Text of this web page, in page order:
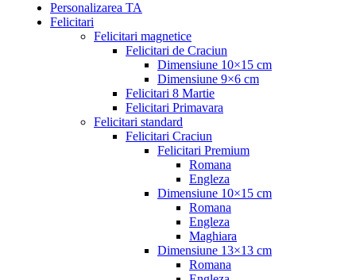
Personalizarea TA
Felicitari
Felicitari magnetice
Felicitari de Craciun
Dimensiune 10×15 cm
Dimensiune 9×6 cm
Felicitari 8 Martie
Felicitari Primavara
Felicitari standard
Felicitari Craciun
Felicitari Premium
Romana
Engleza
Dimensiune 10×15 cm
Romana
Engleza
Maghiara
Dimensiune 13×13 cm
Romana